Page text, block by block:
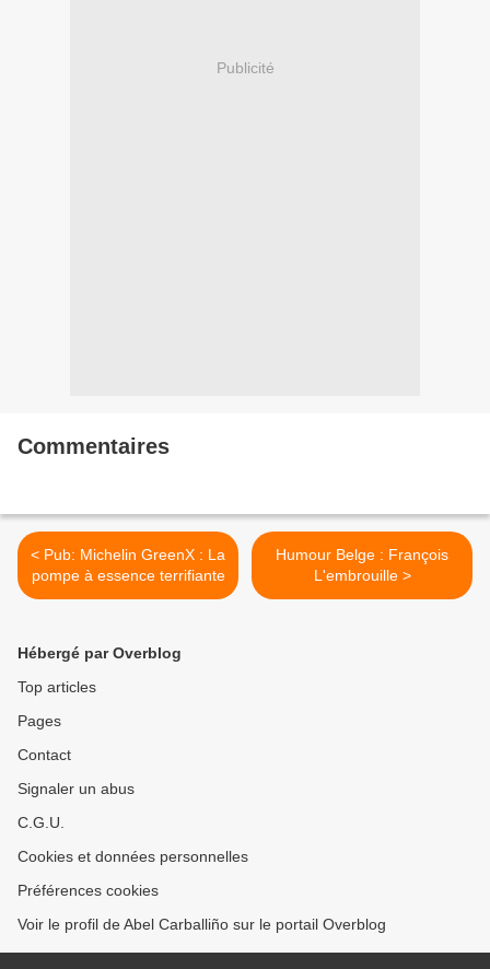
Publicité
Commentaires
< Pub: Michelin GreenX : La
pompe à essence terrifiante
Humour Belge : François
L'embrouille >
Hébergé par Overblog
Top articles
Pages
Contact
Signaler un abus
C.G.U.
Cookies et données personnelles
Préférences cookies
Voir le profil de Abel Carballiño sur le portail Overblog